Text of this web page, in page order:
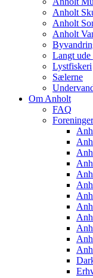
Anholt
Anholt
Anholt
Langt
Lystfiskeri
Sælerne
Om Anholt
FAQ
Foreninger